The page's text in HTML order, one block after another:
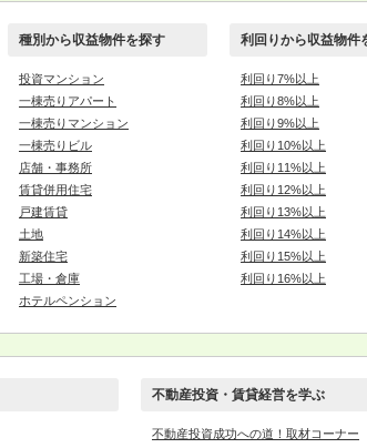
種別から収益物件を探す
投資マンション
一棟売りアパート
一棟売りマンション
一棟売りビル
店舗・事務所
賃貸併用住宅
戸建賃貸
土地
新築住宅
工場・倉庫
ホテルペンション
利回りから収益物件
利回り7%以上
利回り8%以上
利回り9%以上
利回り10%以上
利回り11%以上
利回り12%以上
利回り13%以上
利回り14%以上
利回り15%以上
利回り16%以上
不動産投資・賃貸経営を学ぶ
不動産投資成功への道！取材コーナー